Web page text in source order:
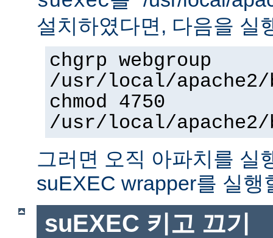
설치하였다면, 다음을 실
chgrp webgroup
/usr/local/apache2/
chmod 4750
/usr/local/apache2/
그러면 오직 아파치를 실
suEXEC wrapper를 실행
suEXEC 키고 끄기